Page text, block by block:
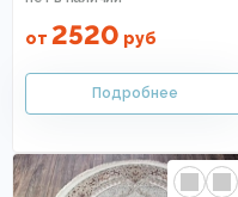
от 2520 руб